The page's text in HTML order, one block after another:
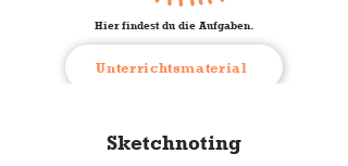
Hier findest du die Aufgaben.
Unterrichtsmaterial
Sketchnoting